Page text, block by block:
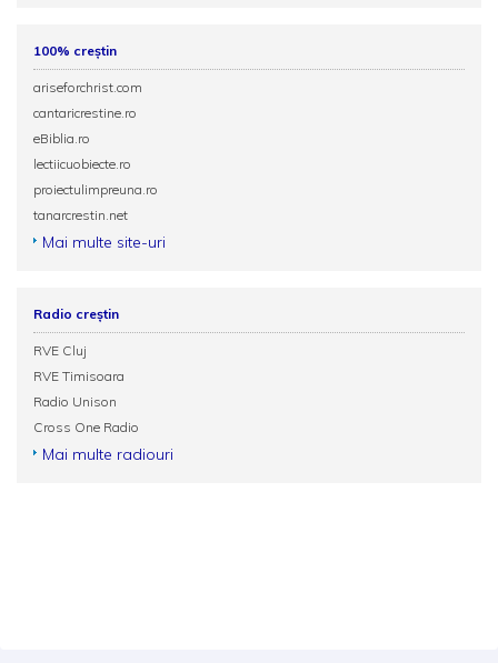
100% creștin
ariseforchrist.com
cantaricrestine.ro
eBiblia.ro
lectiicuobiecte.ro
proiectulimpreuna.ro
tanarcrestin.net
Mai multe site-uri
Radio creștin
RVE Cluj
RVE Timisoara
Radio Unison
Cross One Radio
Mai multe radiouri